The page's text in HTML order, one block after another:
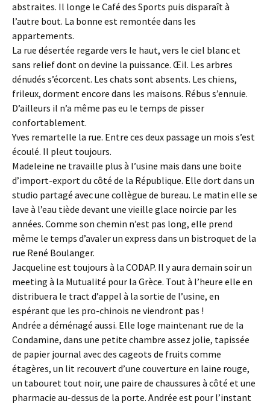
abstraites. Il longe le Café des Sports puis disparaît à
l’autre bout. La bonne est remontée dans les
appartements.
La rue désertée regarde vers le haut, vers le ciel blanc et
sans relief dont on devine la puissance. Œil. Les arbres
dénudés s’écorcent. Les chats sont absents. Les chiens,
frileux, dorment encore dans les maisons. Rébus s’ennuie.
D’ailleurs il n’a même pas eu le temps de pisser
confortablement.
Yves remartelle la rue. Entre ces deux passage un mois s’est
écoulé. Il pleut toujours.
Madeleine ne travaille plus à l’usine mais dans une boite
d’import-export du côté de la République. Elle dort dans un
studio partagé avec une collègue de bureau. Le matin elle se
lave à l’eau tiède devant une vieille glace noircie par les
années. Comme son chemin n’est pas long, elle prend
même le temps d’avaler un express dans un bistroquet de la
rue René Boulanger.
Jacqueline est toujours à la CODAP. Il y aura demain soir un
meeting à la Mutualité pour la Grèce. Tout à l’heure elle en
distribuera le tract d’appel à la sortie de l’usine, en
espérant que les pro-chinois ne viendront pas !
Andrée a déménagé aussi. Elle loge maintenant rue de la
Condamine, dans une petite chambre assez jolie, tapissée
de papier journal avec des cageots de fruits comme
étagères, un lit recouvert d’une couverture en laine rouge,
un tabouret tout noir, une paire de chaussures à côté et une
pharmacie au-dessus de la porte. Andrée est pour l’instant